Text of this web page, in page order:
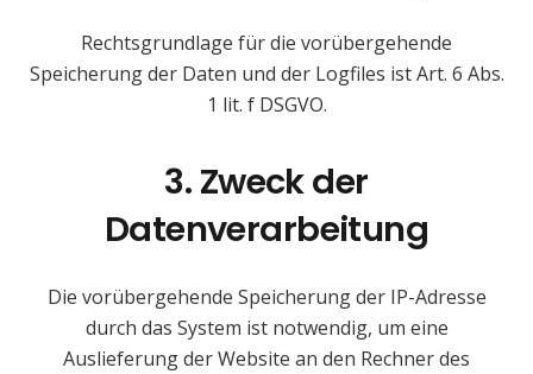
Rechtsgrundlage für die vorübergehende
Speicherung der Daten und der Logfiles ist Art. 6 Abs.
1 lit. f DSGVO.
3. Zweck der
Datenverarbeitung
Die vorübergehende Speicherung der IP-Adresse
durch das System ist notwendig, um eine
Auslieferung der Website an den Rechner des